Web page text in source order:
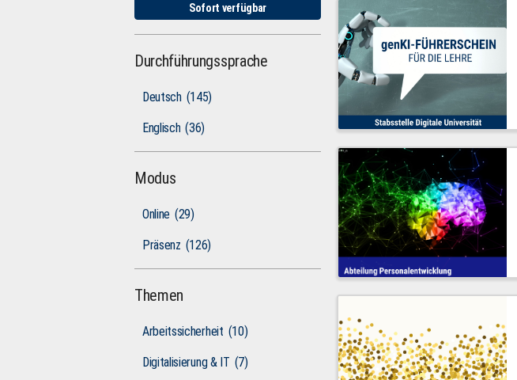
Sofort verfügbar
Durchführungssprache
Deutsch (145)
Englisch (36)
Modus
Online (29)
Präsenz (126)
Themen
Arbeitssicherheit (10)
Digitalisierung & IT (7)